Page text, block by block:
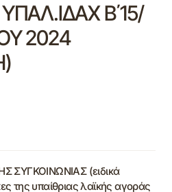
Β΄15/
2024
(ειδικά
της υπαίθριας λαϊκής αγοράς